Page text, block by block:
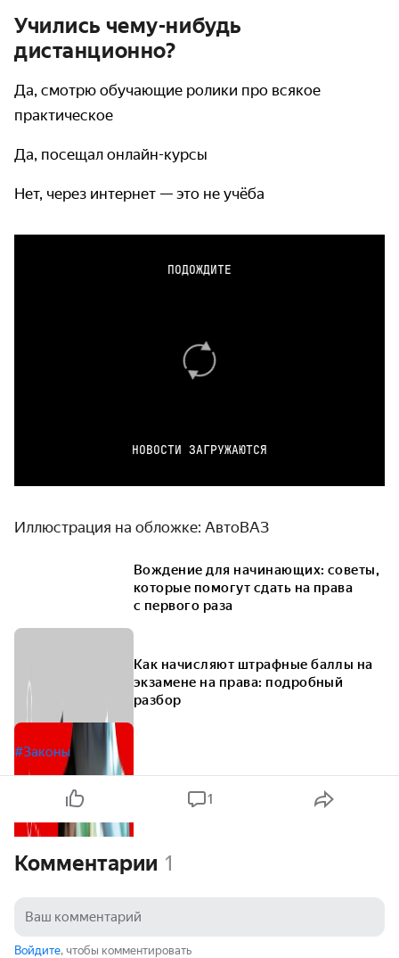
Учились чему-нибудь
дистанционно?
Да, смотрю обучающие ролики про всякое
практическое
Да, посещал онлайн-курсы
Нет, через интернет — это не учёба
ПОДОЖДИТЕ
НОВОСТИ ЗАГРУЖАЮТСЯ
Иллюстрация на обложке: АвтоВАЗ
Вождение для начинающих: советы,
которые помогут сдать на права
с первого раза
Как начисляют штрафные баллы на
экзамене на права: подробный
разбор
#Законы
1
Комментарии 1
Войдите, чтобы комментировать